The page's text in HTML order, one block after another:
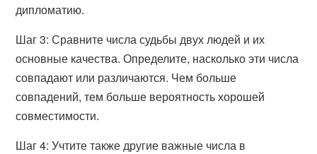
дипломатию.
Шаг 3: Сравните числа судьбы двух людей и их
основные качества. Определите, насколько эти числа
совпадают или различаются. Чем больше
совпадений, тем больше вероятность хорошей
совместимости.
Шаг 4: Учтите также другие важные числа в